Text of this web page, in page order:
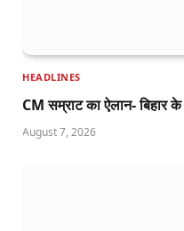
HEADLINES
CM सम्राट का ऐलान-
August 7, 2026